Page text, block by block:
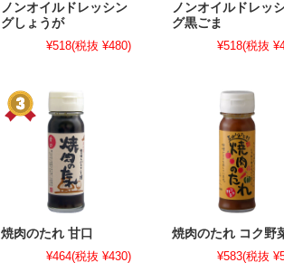
ノンオイルドレッシン
グしょうが
¥518(税抜 ¥480)
ノンオイルドレッ
グ黒ごま
¥518(税抜
焼肉のたれ 甘口
¥464(税抜 ¥430)
焼肉のたれ コク野
¥583(税抜